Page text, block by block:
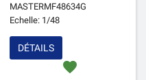
MASTERMF48634G
Echelle: 1/48
favorite
DÉTAILS